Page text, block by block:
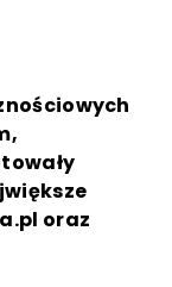
oraz